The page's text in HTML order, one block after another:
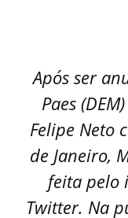
Após ser
Paes
Felipe Neto
de Janeiro,
feita pelo
Twitter. Na